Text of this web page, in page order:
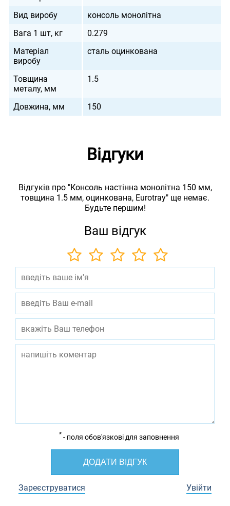
Вид виробу
консоль монолітна
Вага 1 шт, кг
0.279
Матеріал
виробу
сталь оцинкована
Товщина
металу, мм
1.5
Довжина, мм 150
Відгуки
Відгуків про "Консоль настінна монолітна 150 мм,
товщина 1.5 мм, оцинкована, Eurotray" ще немає.
Будьте першим!
Ваш відгук
* - поля обов'язкові для заповнення
ДОДАТИ ВІДГУК
Зареєструватися Увійти